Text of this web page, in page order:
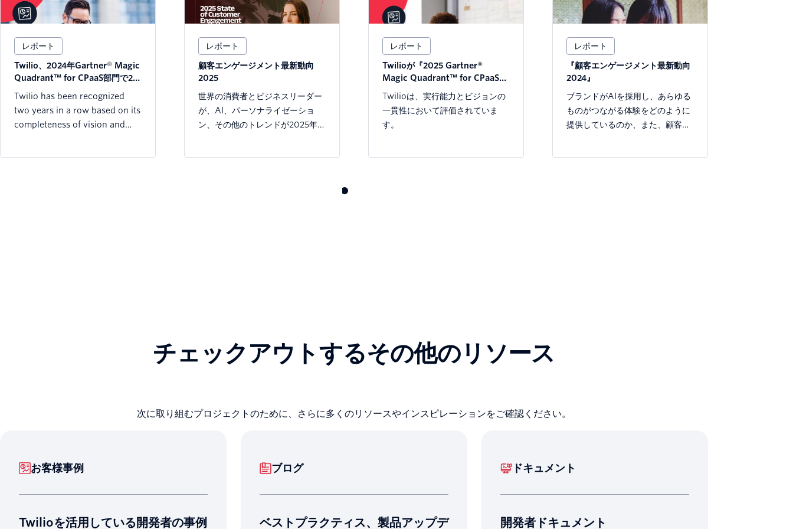
レポート
Twilio、2024年Gartner® Magic
Quadrant™ for CPaaS部門で2年
連続でリーダーに
Twilio has been recognized
two years in a row based on its
completeness of vision and
レポート
顧客エンゲージメント最新動向
2025
世界の消費者とビジネスリーダー
が、AI、パーソナライゼーショ
ン、その他のトレンドが2025年以
レポート
Twilioが『2025 Gartner®
Magic Quadrant™ for CPaaS』
でリーダーに選出
Twilioは、実行能力とビジョンの
一貫性において評価されていま
す。
レポート
『顧客エンゲージメント最新動向
2024』
ブランドがAIを採用し、あらゆる
ものがつながる体験をどのように
提供しているのか、また、顧客が
チェックアウトするその他のリソース
次に取り組むプロジェクトのために、さらに多くのリソースやインスピレーションをご確認ください。
お客様事例
Twilioを活用している開発者の事例
ブログ
ベストプラクティス、製品アップデ
ドキュメント
開発者ドキュメント